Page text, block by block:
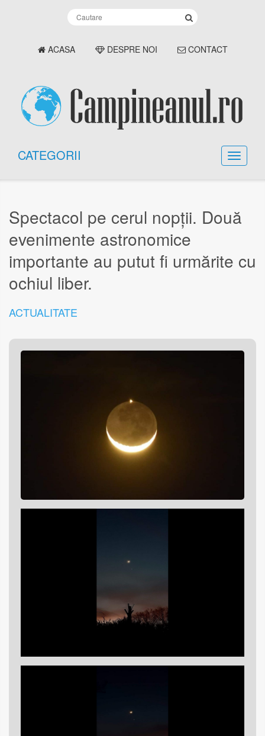
ACASA DESPRE NOI CONTACT
CATEGORII
Spectacol pe cerul nopții. Două
evenimente astronomice
importante au putut fi urmărite cu
ochiul liber.
ACTUALITATE